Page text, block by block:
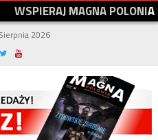
WSPIERAJMAGNAPOLONIA
2026